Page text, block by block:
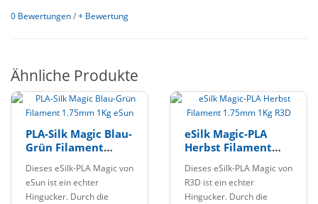
0 Bewertungen/+ Bewertung
Ähnliche Produkte
PLA-Silk Magic Blau-
Grün Filament
Dieses eSilk-PLA Magic von
eSun ist ein echter
Hingucker. Durch die
eSilk Magic-PLA
Herbst Filament
Dieses eSilk-PLA Magic von
R3D ist ein echter
Hingucker. Durch die